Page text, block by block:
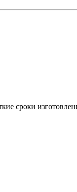
сроки